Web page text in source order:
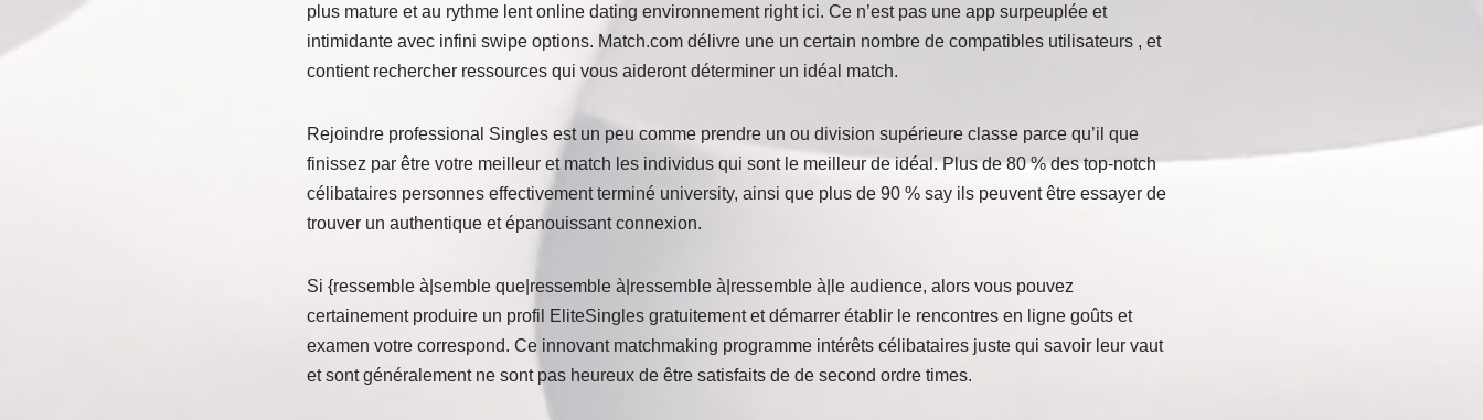
plus mature et au rythme lent online dating environnement right ici. Ce n’est pas une app surpeuplée et
intimidante avec infini swipe options. Match.com délivre une un certain nombre de compatibles utilisateurs , et
contient rechercher ressources qui vous aideront déterminer un idéal match.
Rejoindre professional Singles est un peu comme prendre un ou division supérieure classe parce qu’il que
finissez par être votre meilleur et match les individus qui sont le meilleur de idéal. Plus de 80 % des top-notch
célibataires personnes effectivement terminé university, ainsi que plus de 90 % say ils peuvent être essayer de
trouver un authentique et épanouissant connexion.
Si {ressemble à|semble que|ressemble à|ressemble à|ressemble à|le audience, alors vous pouvez
certainement produire un profil EliteSingles gratuitement et démarrer établir le rencontres en ligne goûts et
examen votre correspond. Ce innovant matchmaking programme intérêts célibataires juste qui savoir leur vaut
et sont généralement ne sont pas heureux de être satisfaits de de second ordre times.